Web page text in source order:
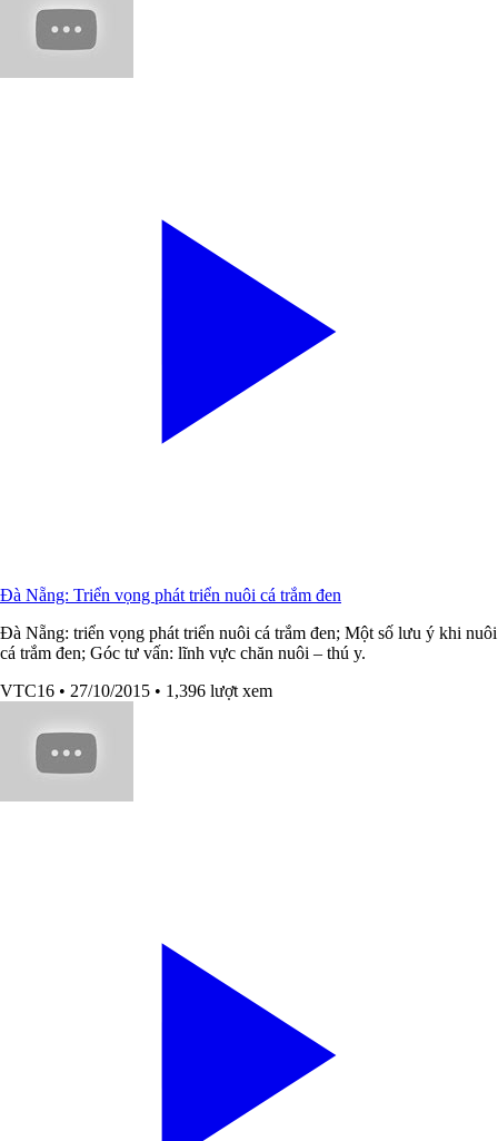
Đà Nẵng: Triển vọng phát triển nuôi cá trắm đen
Đà Nẵng: triển vọng phát triển nuôi cá trắm đen; Một số lưu ý khi nuôi
cá trắm đen; Góc tư vấn: lĩnh vực chăn nuôi – thú y.
VTC16 • 27/10/2015 • 1,396 lượt xem